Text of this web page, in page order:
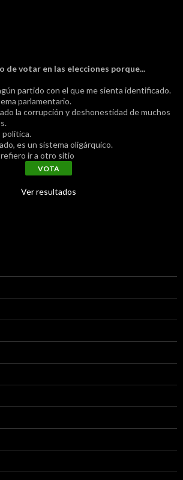
de votar en las elecciones porque...
partido con el que me sienta identificado.
parlamentario.
la corrupción y deshonestidad de muchos
política.
es un sistema oligárquico.
ir a otro sitio
Ver resultados